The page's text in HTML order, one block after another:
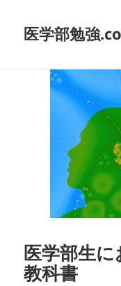
医学部勉強
医学部生
教科書